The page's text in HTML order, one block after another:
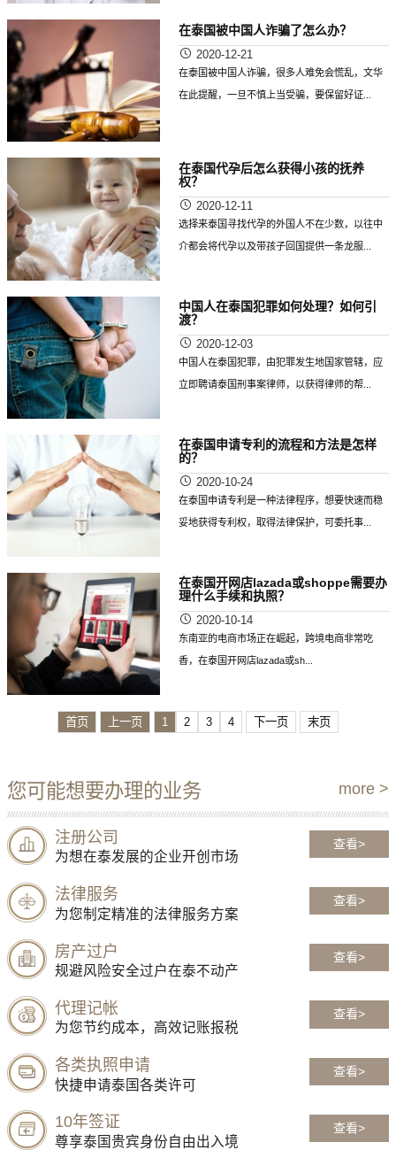
在泰国被中国人诈骗了怎么办？
2020-12-21
在泰国被中国人诈骗，很多人难免会慌乱，文华
在此提醒，一旦不慎上当受骗，要保留好证...
在泰国代孕后怎么获得小孩的抚养
权？
2020-12-11
选择来泰国寻找代孕的外国人不在少数，以往中
介都会将代孕以及带孩子回国提供一条龙服...
中国人在泰国犯罪如何处理？如何引
渡？
2020-12-03
中国人在泰国犯罪，由犯罪发生地国家管辖，应
立即聘请泰国刑事案律师，以获得律师的帮...
在泰国申请专利的流程和方法是怎样
的？
2020-10-24
在泰国申请专利是一种法律程序，想要快速而稳
妥地获得专利权，取得法律保护，可委托事...
在泰国开网店lazada或shoppe需要办
理什么手续和执照？
2020-10-14
东南亚的电商市场正在崛起，跨境电商非常吃
香，在泰国开网店lazada或sh...
首页 上一页 1 2 3 4 下一页 末页
您可能想要办理的业务 more >
注册公司
为想在泰发展的企业开创市场
查看>
法律服务
为您制定精准的法律服务方案
查看>
房产过户
规避风险安全过户在泰不动产
查看>
代理记帐
为您节约成本，高效记账报税
查看>
各类执照申请
快捷申请泰国各类许可
查看>
10年签证
尊享泰国贵宾身份自由出入境
查看>